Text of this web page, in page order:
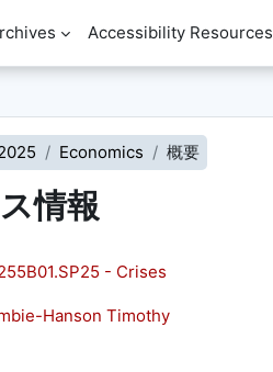
Accessibility Resources
Economics 概要
情報
- Crises
Hanson Timothy